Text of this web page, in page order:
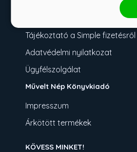
Tájékoztató a Simple fizetésről
Adatvédelmi nyilatkozat
Ügyfélszolgálat
Művelt Nép Könyvkiadó
Impresszum
Árkötött termékek
KÖVESS MINKET!